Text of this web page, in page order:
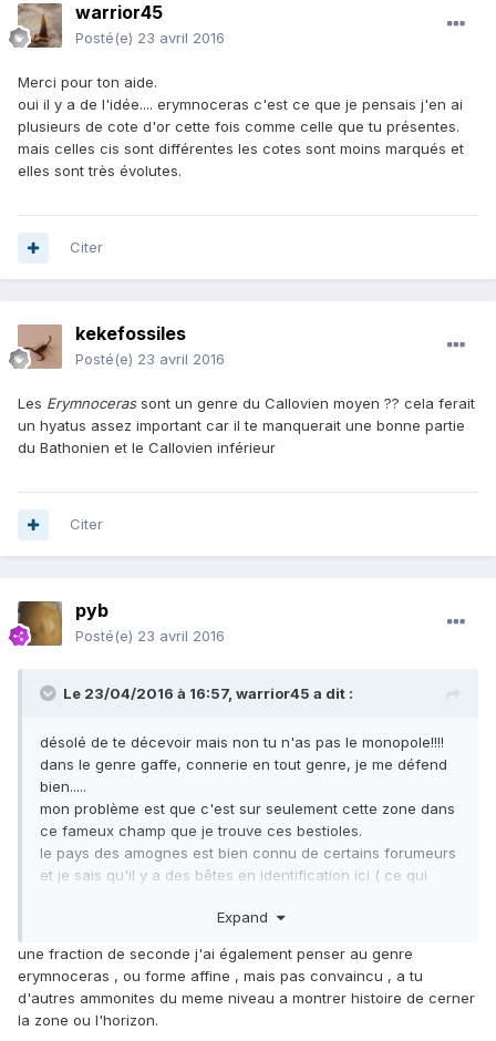
warrior45
Posté(e) 23 avril 2016
Merci pour ton aide.
oui il y a de l'idée.... erymnoceras c'est ce que je pensais j'en ai
plusieurs de cote d'or cette fois comme celle que tu présentes.
mais celles cis sont différentes les cotes sont moins marqués et
elles sont très évolutes.
Citer
kekefossiles
Posté(e) 23 avril 2016
Les Erymnocerassont un genre du Callovien moyen ?? cela ferait
un hyatus assez important car il te manquerait une bonne partie
du Bathonien et le Callovien inférieur
Citer
pyb
Posté(e) 23 avril 2016
Le 23/04/2016 à 16:57, warrior45 a dit :
désolé de te décevoir mais non tu n'as pas le monopole!!!!
dans le genre gaffe, connerie en tout genre, je me défend
bien.....
mon problème est que c'est sur seulement cette zone dans
ce fameux champ que je trouve ces bestioles.
le pays des amognes est bien connu de certains forumeurs
et je sais qu'il y a des bêtes en identification ici ( ce qui
dire que je connais assez bien le bathonien de cette région
or là c'est bien la1ére fois que je tombe sur ces ammonites
qui me font penser a des erymnoceras...
en gros je tourne en rond et un ti coup de main serait pas
Expand
une fraction de seconde j'ai également penser au genre
erymnoceras , ou forme affine , mais pas convaincu , a tu
d'autres ammonites du meme niveau a montrer histoire de cerner
la zone ou l'horizon.